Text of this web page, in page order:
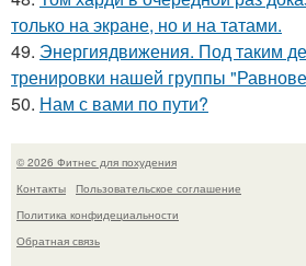
только на экране, но и на татами.
49. Энергиядвижения. Под таким
тренировки нашей группы
50. Нам с вами по пути?
© 2026 Фитнес для похудения
Контакты
Пользовательское соглашение
Политика конфидециальности
Обратная связь